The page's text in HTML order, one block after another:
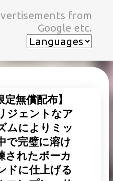
コンテンツに移動
from
Google etc.
定無償配布】
ジェントなア
ムによりミッ
で完璧に溶け
されたボーカ
ドに仕上げる